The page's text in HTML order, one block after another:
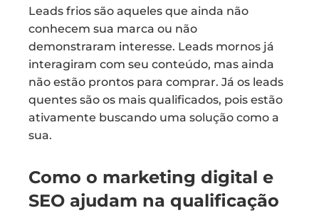
Leads frios são aqueles que ainda não
conhecem sua marca ou não
demonstraram interesse. Leads mornos já
interagiram com seu conteúdo, mas ainda
não estão prontos para comprar. Já os leads
quentes são os mais qualificados, pois estão
ativamente buscando uma solução como a
sua.
Como o marketing digital e
SEO ajudam na qualificação